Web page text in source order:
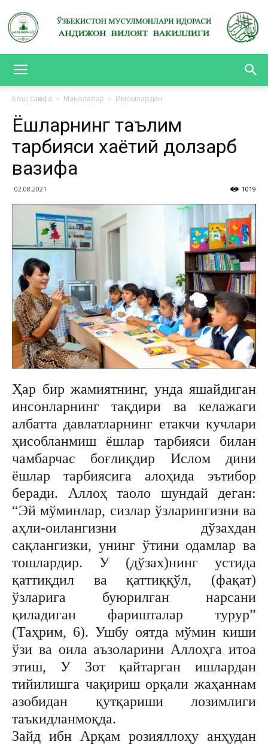
ВИЛОЯТ
Бош саҳифа Мақолалар Имомлардан
Ёшларнинг таълим
тарбияси хаётий долзарб
вазифа
02.08.2021 1019
Ҳар бир жамиятнинг, унда яшайдиган
инсонларнинг тақдири ва келажаги
албатта давлатларнинг етакчи кучлари
ҳисобланмиш ёшлар тарбияси билан
чамбарчас боғлиқдир Ислом дини
ёшлар тарбиясига алоҳида эътибор
беради. Аллоҳ таоло шундай деган:
“Эй мўминлар, сизлар ўзларингизни ва
аҳли-оилангизни дўзахдан
сақлангизки, унинг ўтини одамлар ва
тошлардир. У (дўзах)нинг устида
қаттиқдил ва қаттиққўл, (фақат)
ўзларига буюрилган нарсани
қиладиган фаришталар турур”
(Таҳрим, 6). Ушбу оятда мўмин киши
ўзи ва оила аъзоларини Аллоҳга итоа
этиш, У Зот қайтарган ишлардан
тийилишга чақириш орқали жаҳаннам
азобидан қутқариши лозимлиги
таъкидланмоқда.
Зайд ибн Арқам розияллоҳу анҳудан